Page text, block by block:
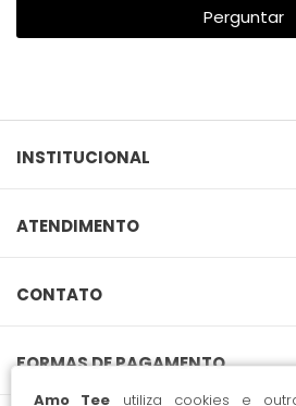
Amo Tee utiliza cookies e
Perguntar
INSTITUCIONAL
ATENDIMENTO
CONTATO
FORMAS DE PAGAMENTO